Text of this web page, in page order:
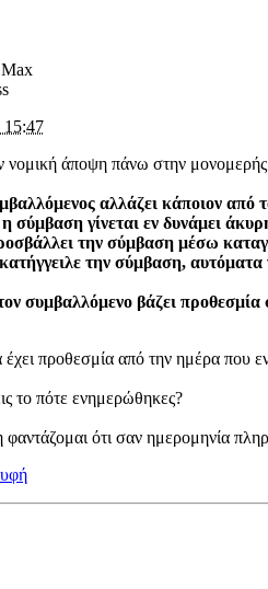
15:47
νομική άποψη πάνω στην
αλλάζει κάποιον από
σύμβαση γίνεται εν δυνάμει
την σύμβαση μέσω
την σύμβαση,
συμβαλλόμενο βάζει
προθεσμία από την ημέρα που
το πότε ενημερώθηκες?
ότι σαν ημερομηνία